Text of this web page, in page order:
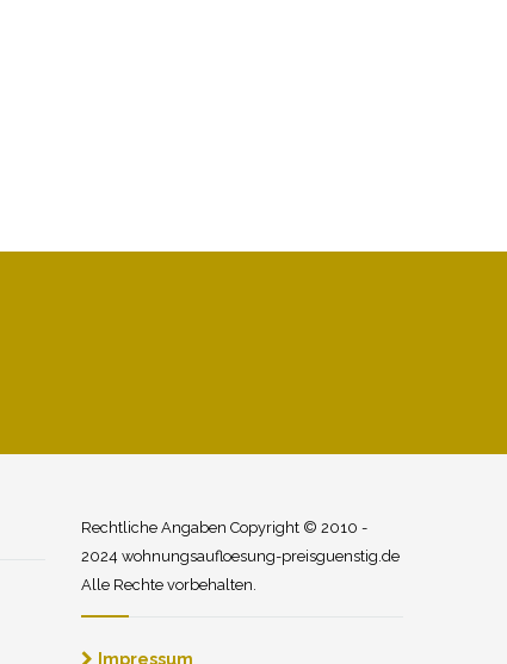
Rechtliche Angaben Copyright © 2010 -
2024 wohnungsaufloesung-preisguenstig.de
Alle Rechte vorbehalten.
Impressum